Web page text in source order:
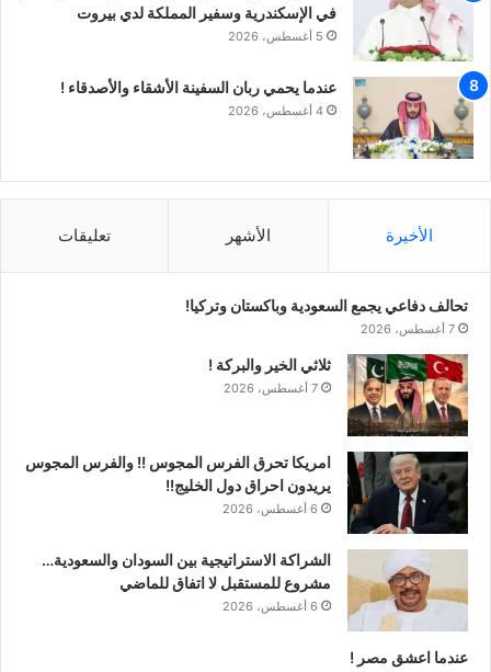
في الإسكندرية وسفير المملكة لدي بيروت
5 أغسطس، 2026
عندما يحمي ربان السفينة الأشقاء والأصدقاء !
4 أغسطس، 2026
الأخيرة الأشهر تعليقات
تحالف دفاعي يجمع السعودية وباكستان وتركيا!
7 أغسطس، 2026
ثلاثي الخير والبركة !
7 أغسطس، 2026
امريكا تحرق الفرس المجوس !! والفرس المجوس
يريدون احراق دول الخليج!!
6 أغسطس، 2026
الشراكة الاستراتيجية بين السودان والسعودية…
مشروع للمستقبل لا اتفاق للماضي
6 أغسطس، 2026
عندما اعشق مصر !